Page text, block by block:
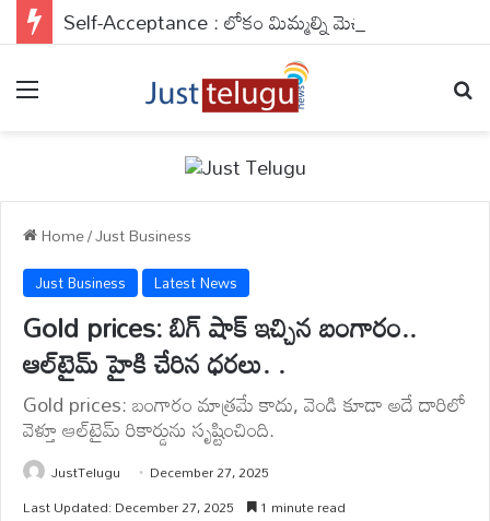
Home/Just Business
Just Business Latest News
Gold prices: బిగ్ షాక్ ఇచ్చిన బంగారం..
ఆల్‌టైమ్ హైకి చేరిన ధరలు. .
Gold prices: బంగారం మాత్రమే కాదు, వెండి కూడా అదే దారిలో
వెళ్తూ ఆల్‌టైమ్ రికార్డును సృష్టించింది.
JustTelugu
December 27, 2025
Last Updated: December 27, 2025
1 minute read